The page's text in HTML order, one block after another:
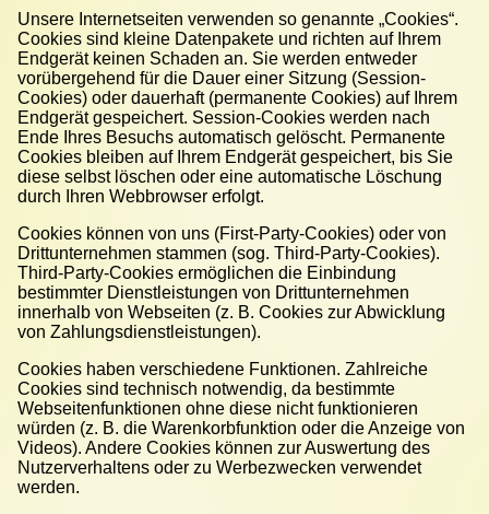
Unsere Internetseiten verwenden so genannte „Cookies“.
Cookies sind kleine Datenpakete und richten auf Ihrem
Endgerät keinen Schaden an. Sie werden entweder
vorübergehend für die Dauer einer Sitzung (Session-
Cookies) oder dauerhaft (permanente Cookies) auf Ihrem
Endgerät gespeichert. Session-Cookies werden nach
Ende Ihres Besuchs automatisch gelöscht. Permanente
Cookies bleiben auf Ihrem Endgerät gespeichert, bis Sie
diese selbst löschen oder eine automatische Löschung
durch Ihren Webbrowser erfolgt.
Cookies können von uns (First-Party-Cookies) oder von
Drittunternehmen stammen (sog. Third-Party-Cookies).
Third-Party-Cookies ermöglichen die Einbindung
bestimmter Dienstleistungen von Drittunternehmen
innerhalb von Webseiten (z. B. Cookies zur Abwicklung
von Zahlungsdienstleistungen).
Cookies haben verschiedene Funktionen. Zahlreiche
Cookies sind technisch notwendig, da bestimmte
Webseitenfunktionen ohne diese nicht funktionieren
würden (z. B. die Warenkorbfunktion oder die Anzeige von
Videos). Andere Cookies können zur Auswertung des
Nutzerverhaltens oder zu Werbezwecken verwendet
werden.